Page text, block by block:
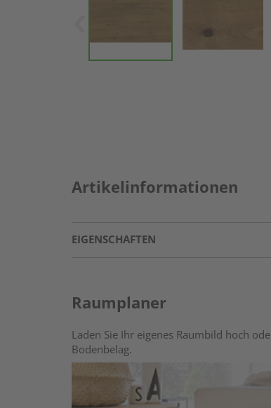
Artikelinformationen
EIGENSCHAFTEN
Raumplaner
Laden Sie Ihr eigenes Raumbild hoch
Bodenbelag.